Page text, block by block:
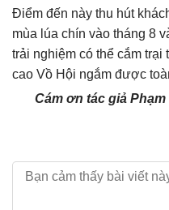
Điểm đến này thu hút
mùa lúa chín vào tháng 8
trải nghiệm có thể cắm
cao Vồ Hội ngắm được
Cám ơn tác giả